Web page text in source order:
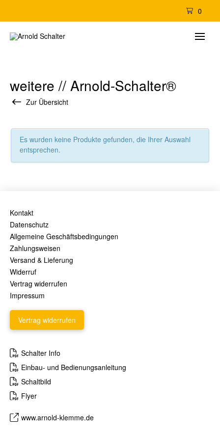
0
weitere // Arnold-Schalter®
Zur Übersicht
Es wurden keine Produkte gefunden, die Ihrer Auswahl
entsprechen.
Kontakt
Datenschutz
Allgemeine Geschäftsbedingungen
Zahlungsweisen
Versand & Lieferung
Widerruf
Vertrag widerrufen
Impressum
Vertrag widerrufen
Schalter Info
Einbau- und Bedienungsanleitung
Schaltbild
Flyer
www.arnold-klemme.de